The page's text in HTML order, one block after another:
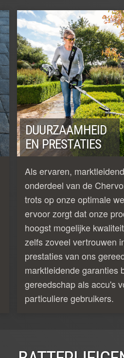
DUURZAAMHEID
EN PRESTATIES
Als ervaren,
onderdeel van de
trots op onze optimale
ervoor zorgt dat onze
hoogst mogelijke
zelfs zoveel vertrouwen
prestaties van ons
marktleidende garanties
gereedschap als accu's
particuliere gebruikers.